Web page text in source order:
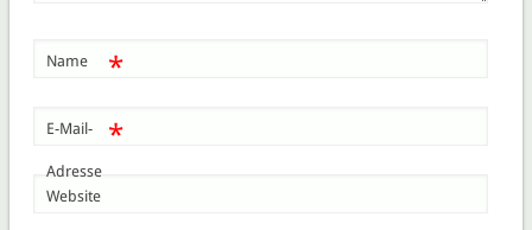
Name *
E-Mail-
Adresse
*
Website